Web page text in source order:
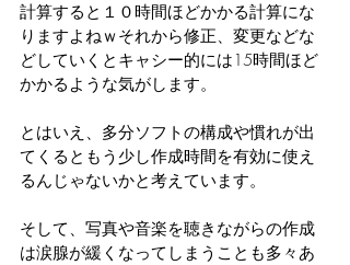
計算すると１０時間ほどかかる計算にな
りますよねｗそれから修正、変更などな
どしていくとキャシー的には15時間ほど
かかるような気がします。
とはいえ、多分ソフトの構成や慣れが出
てくるともう少し作成時間を有効に使え
るんじゃないかと考えています。
そして、写真や音楽を聴きながらの作成
は涙腺が緩くなってしまうことも多々あ